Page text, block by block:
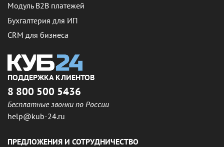
Модуль B2B платежей
Бухгалтерия для ИП
CRM для бизнеса
ПОДДЕРЖКА КЛИЕНТОВ
8 800 500 5436
Бесплатные звонки по России
help@kub-24.ru
ПРЕДЛОЖЕНИЯ И СОТРУДНИЧЕСТВО